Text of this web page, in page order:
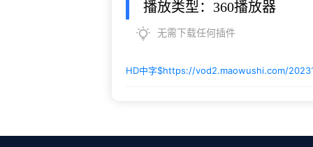
播放类型：360播放器
无需下载任何插件
HD中字$https://vod2.maowushi.com/